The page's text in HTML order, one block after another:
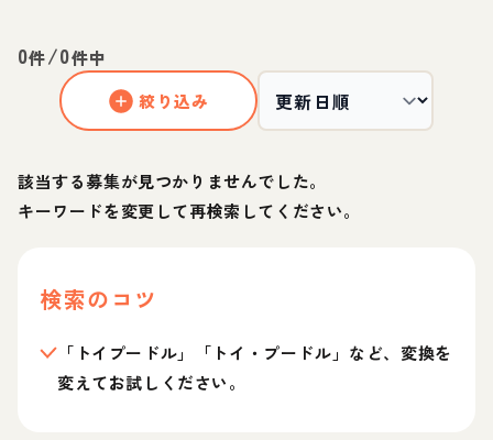
0件/0件中
絞り込み
該当する募集が見つかりませんでした。
キーワードを変更して再検索してください。
検索のコツ
「トイプードル」「トイ・プードル」など、変換を
変えてお試しください。